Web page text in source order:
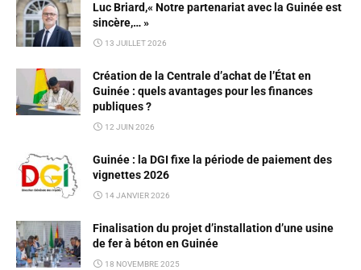
Luc Briard,« Notre partenariat avec la Guinée est
sincère,… »
13 JUILLET 2026
Création de la Centrale d’achat de l’État en
Guinée : quels avantages pour les finances
publiques ?
12 JUIN 2026
Guinée : la DGI fixe la période de paiement des
vignettes 2026
14 JANVIER 2026
Finalisation du projet d’installation d’une usine
de fer à béton en Guinée
18 NOVEMBRE 2025